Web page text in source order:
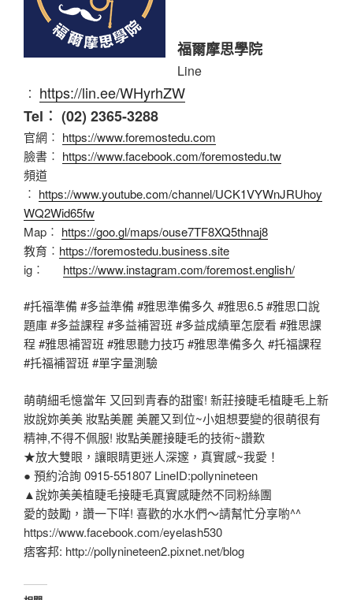
福爾摩思學院
Line
︰ https://lin.ee/WHyrhZW
Tel︰ (02) 2365-3288
官網︰ https://www.foremostedu.com
臉書︰ https://www.facebook.com/foremostedu.tw
頻道
︰ https://www.youtube.com/channel/UCK1VYWnJRUhoy
WQ2Wid65fw
Map︰ https://goo.gl/maps/ouse7TF8XQ5thnaj8
教育︰ https://foremostedu.business.site
ig︰ https://www.instagram.com/foremost.english/
#托福準備 #多益準備 #雅思準備多久 #雅思6.5 #雅思口說
題庫 #多益課程 #多益補習班 #多益成績單怎麼看 #雅思課
程 #雅思補習班 #雅思聽力技巧 #雅思準備多久 #托福課程
#托福補習班 #單字量測驗
萌萌細毛憶當年 又回到青春的甜蜜! 新莊接睫毛植睫毛上新
妝說妳美美 妝點美麗 美麗又到位~小姐想要變的很萌很有
精神,不得不佩服! 妝點美麗接睫毛的技術~讚歎
★放大雙眼，讓眼睛更迷人深邃，真實感~我愛！
● 預約洽詢 0915-551807 LineID:pollynineteen
▲說妳美美植睫毛接睫毛真實感睫然不同粉絲團
愛的鼓勵，讚一下咩! 喜歡的水水們～請幫忙分享喲^^
https://www.facebook.com/eyelash530
痞客邦: http://pollynineteen2.pixnet.net/blog